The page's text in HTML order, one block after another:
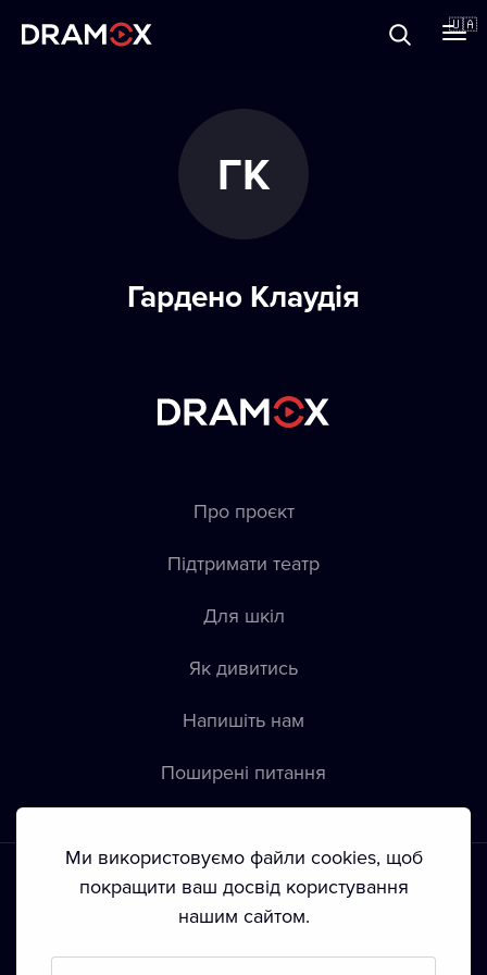
🇺🇦
Зареєструватися
ГК
Гардено Клаудія
Про проєкт
Підтримати театр
Для шкіл
Як дивитись
Напишіть нам
Пoширені питання
Положення й умови • Конфіденційність • Автoрські права
Ми використовуємо файли cookies, щоб
покращити ваш досвід користування
нашим сайтом.